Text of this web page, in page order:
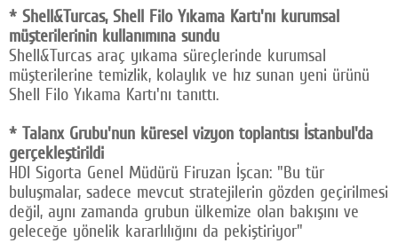
* Shell&Turcas, Shell Filo Yıkama Kartı'nı kurumsal
müşterilerinin kullanımına sundu
Shell&Turcas araç yıkama süreçlerinde kurumsal
müşterilerine temizlik, kolaylık ve hız sunan yeni ürünü
Shell Filo Yıkama Kartı'nı tanıttı.
* Talanx Grubu'nun küresel vizyon toplantısı İstanbul'da
gerçekleştirildi
HDI Sigorta Genel Müdürü Firuzan İşcan: "Bu tür
buluşmalar, sadece mevcut stratejilerin gözden geçirilmesi
değil, aynı zamanda grubun ülkemize olan bakışını ve
geleceğe yönelik kararlılığını da pekiştiriyor"